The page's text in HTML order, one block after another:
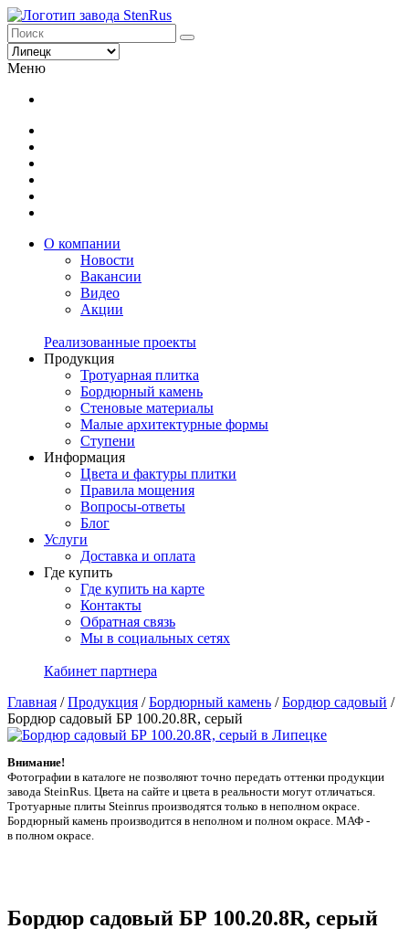
Меню
О компании
Новости
Вакансии
Видео
Акции
Реализованные проекты
Продукция
Тротуарная плитка
Бордюрный камень
Стеновые материалы
Малые архитектурные формы
Ступени
Информация
Цвета и фактуры плитки
Правила мощения
Вопросы-ответы
Блог
Услуги
Доставка и оплата
Где купить
Где купить на карте
Контакты
Обратная связь
Мы в социальных сетях
Кабинет партнера
Главная /Продукция /Бордюрный камень /Бордюр садовый /
Бордюр садовый БР 100.20.8R, серый
Внимание!
Фотографии в каталоге не позволяют точно передать оттенки продукции
заводa SteinRus. Цвета на сайте и цвета в реальности могут отличаться.
Тротуарные плиты Steinrus производятся только в неполном окрасе.
Бордюрный камень производится в неполном и полном окрасе. МАФ -
в полном окрасе.
Бордюр садовый БР 100.20.8R, серый